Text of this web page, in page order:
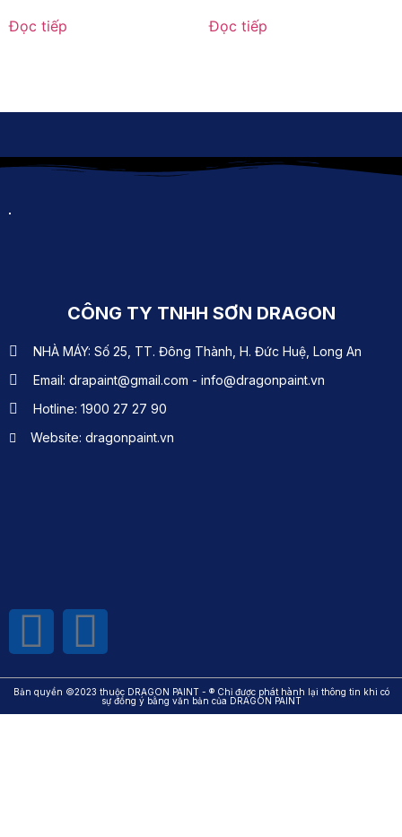
Đọc tiếp Đọc tiếp
CÔNG TY TNHH SƠN DRAGON
NHÀ MÁY: Số 25, TT. Đông Thành, H. Đức Huệ, Long An
Email: drapaint@gmail.com - info@dragonpaint.vn
Hotline: 1900 27 27 90
Website: dragonpaint.vn
Bản quyền ©2023 thuộc DRAGON PAINT - ® Chỉ được phát hành lại thông tin khi có
sự đồng ý bằng văn bản của DRAGON PAINT